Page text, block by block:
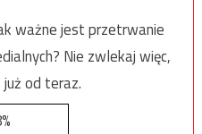
ważne jest przetrwanie
Nie zwlekaj więc,
od teraz.